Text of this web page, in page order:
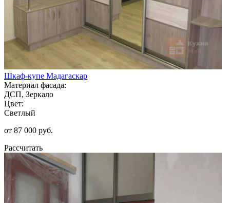
Шкаф-купе Мадагаскар
Материал фасада:
ДСП, Зеркало
Цвет:
Светлый
от 87 000 руб.
Рассчитать